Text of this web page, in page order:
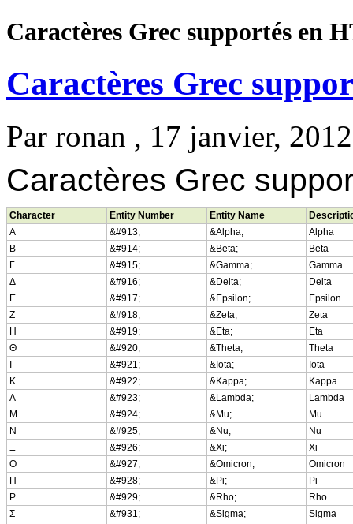
Caractères Grec supportés en
Caractères Grec
Par ronan , 17 janvier, 2012
Caractères Grec
Character Entity Number Entity Name
Α
&#913; &Alpha;
Alpha
Β
&#914; &Beta;
Beta
Γ
&#915; &Gamma;
Gamma
Δ
&#916; &Delta;
Delta
Ε
&#917; &Epsilon;
Epsilon
Ζ
&#918; &Zeta;
Zeta
Η
&#919; &Eta;
Eta
Θ
&#920; &Theta;
Theta
&#921; &Iota;
Iota
Κ
&#922; &Kappa;
Kappa
Λ
&#923; &Lambda;
Lambda
Μ
&#924; &Mu;
Mu
Ν
&#925; &Nu;
Nu
Ξ
&#926; &Xi;
Xi
Ο
&#927; &Omicron;
Omicron
Π
&#928; &Pi;
Pi
Ρ
&#929; &Rho;
Rho
Σ
&#931; &Sigma;
Sigma